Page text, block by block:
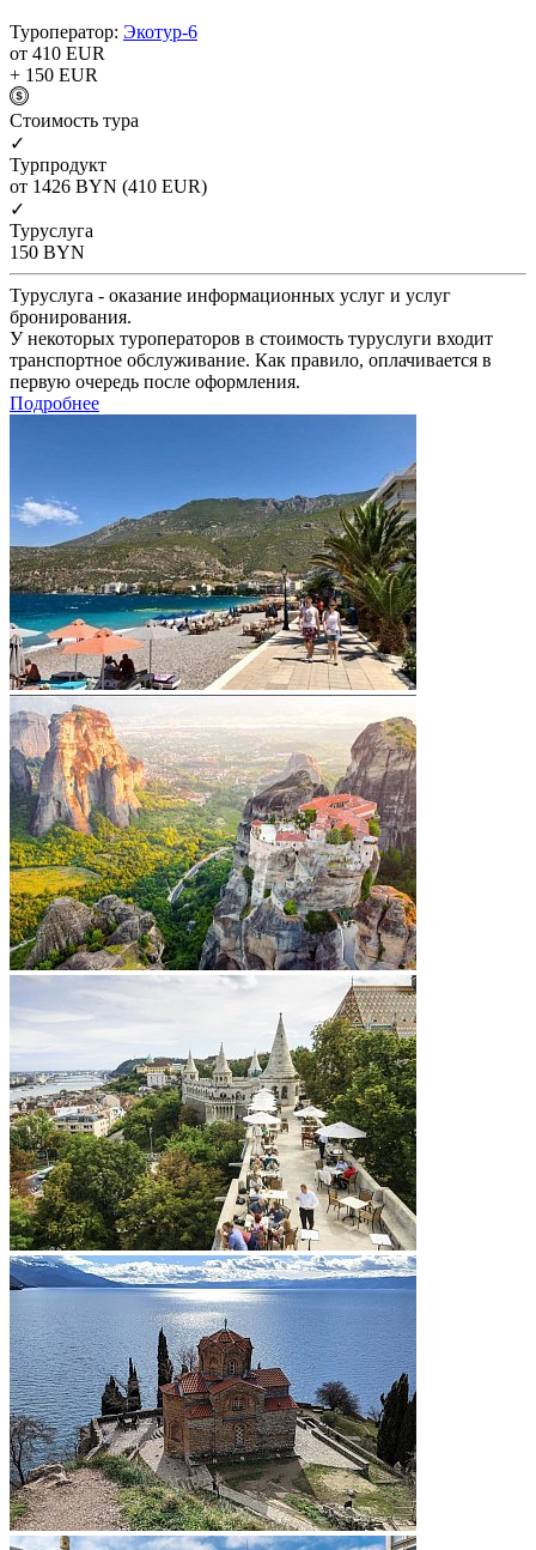
Туроператор: Экотур-6
от 410 EUR
+ 150 EUR
Cтоимость тура
✓
Турпродукт
от 1426 BYN (410 EUR)
✓
Туруслуга
150 BYN
Туруслуга - оказание информационных услуг и услуг
бронирования.
У некоторых туроператоров в стоимость туруслуги входит
транспортное обслуживание. Как правило, оплачивается в
первую очередь после оформления.
Подробнее